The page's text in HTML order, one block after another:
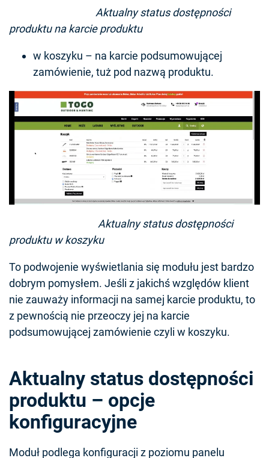
Aktualny status dostępności
produktu na karcie produktu
w koszyku – na karcie podsumowującej
zamówienie, tuż pod nazwą produktu.
Aktualny status dostępności
produktu w koszyku
To podwojenie wyświetlania się modułu jest bardzo
dobrym pomysłem. Jeśli z jakichś względów klient
nie zauważy informacji na samej karcie produktu, to
z pewnością nie przeoczy jej na karcie
podsumowującej zamówienie czyli w koszyku.
Aktualny status dostępności
produktu – opcje
konfiguracyjne
Moduł podlega konfiguracji z poziomu panelu